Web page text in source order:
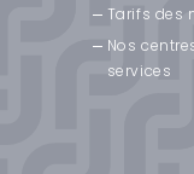
Tarifs des
Nos
services